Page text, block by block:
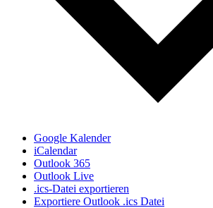
Google Kalender
iCalendar
Outlook 365
Outlook Live
.ics-Datei exportieren
Exportiere Outlook .ics Datei